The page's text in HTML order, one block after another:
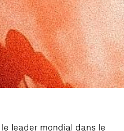
leader mondial dans le